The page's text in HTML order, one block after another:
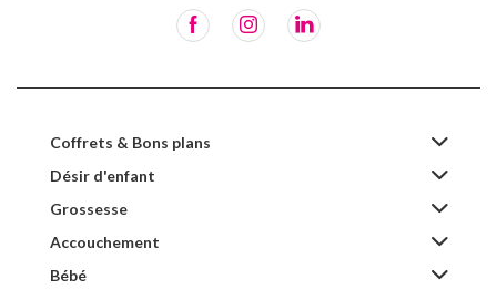
Coffrets & Bons plans
Désir d'enfant
Grossesse
Accouchement
Bébé